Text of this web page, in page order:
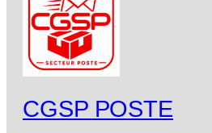
CGSP POSTE